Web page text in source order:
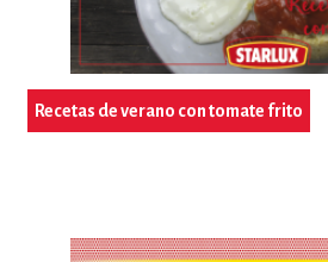
Recetas de verano con tomate frito